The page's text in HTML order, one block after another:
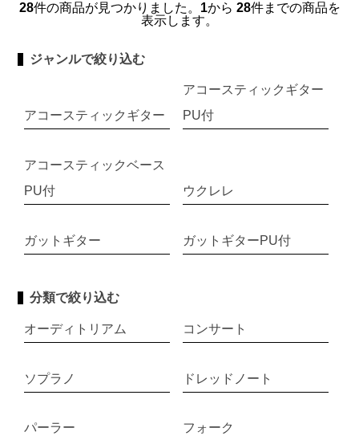
28件の商品が見つかりました。 1から 28件までの商品を
表示します。
ジャンルで絞り込む
アコースティックギター
アコースティックギター
PU付
アコースティックベース
PU付
ウクレレ
ガットギター ガットギターPU付
分類で絞り込む
オーディトリアム コンサート
ソプラノ ドレッドノート
パーラー フォーク